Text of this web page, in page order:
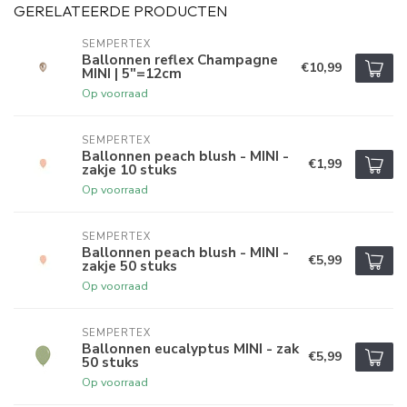
GERELATEERDE PRODUCTEN
SEMPERTEX
Ballonnen reflex Champagne
MINI | 5"=12cm
Op voorraad
€10,99
SEMPERTEX
Ballonnen peach blush - MINI -
zakje 10 stuks
Op voorraad
€1,99
SEMPERTEX
Ballonnen peach blush - MINI -
zakje 50 stuks
Op voorraad
€5,99
SEMPERTEX
Ballonnen eucalyptus MINI - zak
50 stuks
Op voorraad
€5,99